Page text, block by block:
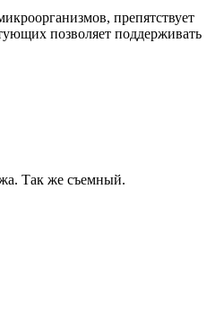
препятствует
позволяет поддерживать
Так же съемный.